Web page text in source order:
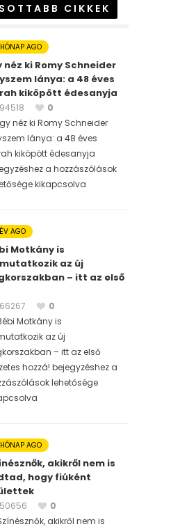
CIKKEK
AGO
néz ki Romy Schneider
lánya: a 48 éves
kiköpött édesanyja
0
néz ki Romy Schneider
lánya: a 48 éves
kiköpött édesanyja
a hozzászólások
kikapcsolva
AGO
Motkány is
az új
– itt az első
0
Motkány is
az új
– itt az első
hozzá! bejegyzéshez a
lehetősége
AGO
akikről nem is
hogy fiúként
0
akikről nem is